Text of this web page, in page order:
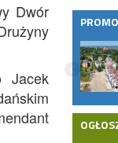
Dwór
Jacek
w